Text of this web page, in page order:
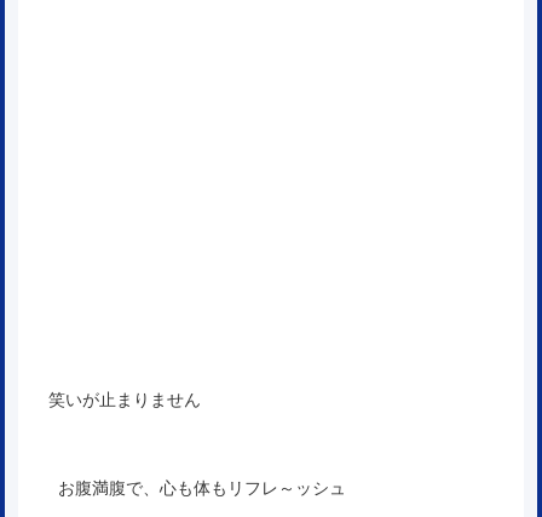
笑いが止まりません
お腹満腹で、心も体もリフレ～ッシュ